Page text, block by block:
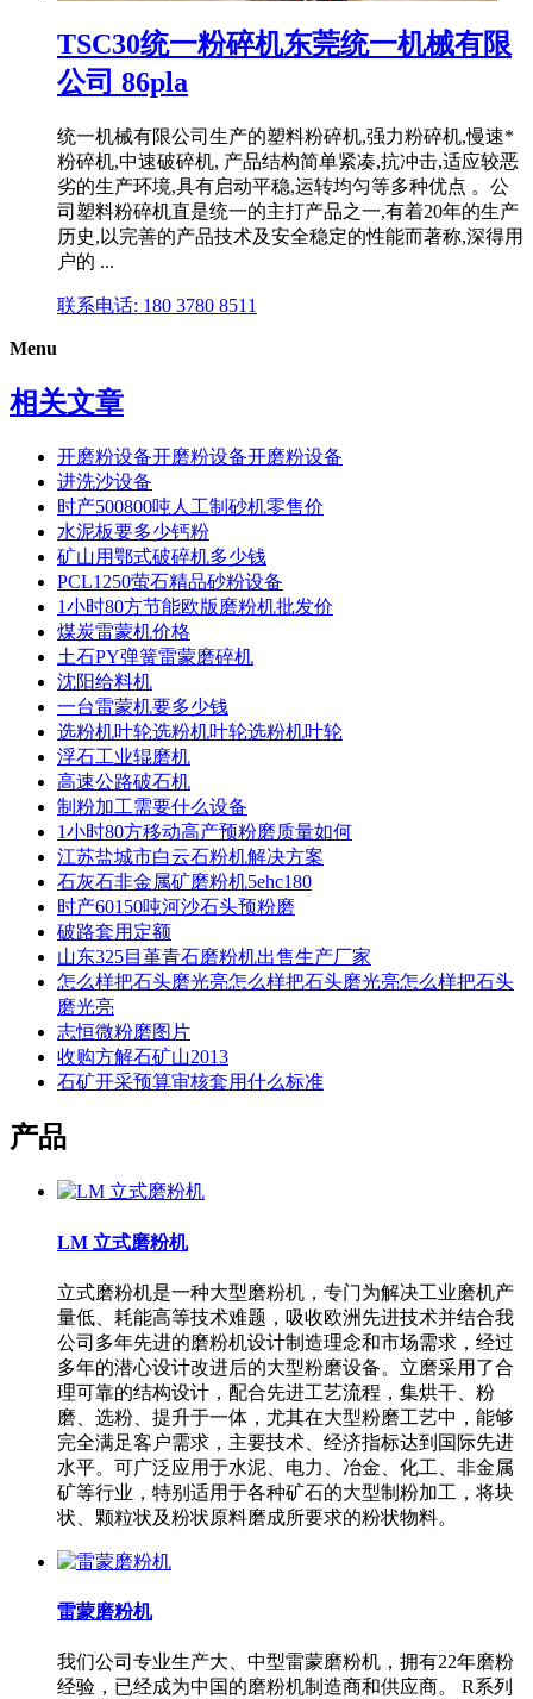
TSC30统一粉碎机东莞统一机械有限
公司 86pla
统一机械有限公司生产的塑料粉碎机,强力粉碎机,慢速*
粉碎机,中速破碎机, 产品结构简单紧凑,抗冲击,适应较恶
劣的生产环境,具有启动平稳,运转均匀等多种优点 。公
司塑料粉碎机直是统一的主打产品之一,有着20年的生产
历史,以完善的产品技术及安全稳定的性能而著称,深得用
户的 ...
联系电话: 180 3780 8511
Menu
相关文章
开磨粉设备开磨粉设备开磨粉设备
进洗沙设备
时产500800吨人工制砂机零售价
水泥板要多少钙粉
矿山用鄂式破碎机多少钱
PCL1250萤石精品砂粉设备
1小时80方节能欧版磨粉机批发价
煤炭雷蒙机价格
土石PY弹簧雷蒙磨碎机
沈阳给料机
一台雷蒙机要多少钱
选粉机叶轮选粉机叶轮选粉机叶轮
浮石工业辊磨机
高速公路破石机
制粉加工需要什么设备
1小时80方移动高产预粉磨质量如何
江苏盐城市白云石粉机解决方案
石灰石非金属矿磨粉机5ehc180
时产60150吨河沙石头预粉磨
破路套用定额
山东325目堇青石磨粉机出售生产厂家
怎么样把石头磨光亮怎么样把石头磨光亮怎么样把石头
磨光亮
志恒微粉磨图片
收购方解石矿山2013
石矿开采预算审核套用什么标准
产品
LM 立式磨粉机
立式磨粉机是一种大型磨粉机，专门为解决工业磨机产
量低、耗能高等技术难题，吸收欧洲先进技术并结合我
公司多年先进的磨粉机设计制造理念和市场需求，经过
多年的潜心设计改进后的大型粉磨设备。立磨采用了合
理可靠的结构设计，配合先进工艺流程，集烘干、粉
磨、选粉、提升于一体，尤其在大型粉磨工艺中，能够
完全满足客户需求，主要技术、经济指标达到国际先进
水平。可广泛应用于水泥、电力、冶金、化工、非金属
矿等行业，特别适用于各种矿石的大型制粉加工，将块
状、颗粒状及粉状原料磨成所要求的粉状物料。
雷蒙磨粉机
我们公司专业生产大、中型雷蒙磨粉机，拥有22年磨粉
经验，已经成为中国的磨粉机制造商和供应商。 R系列